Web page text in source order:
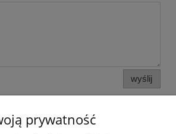
wyślij
prywatność